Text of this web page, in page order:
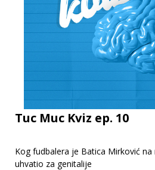
Tuc Muc Kviz ep. 10
Kog fudbalera je Batica Mirković
uhvatio za genitalije